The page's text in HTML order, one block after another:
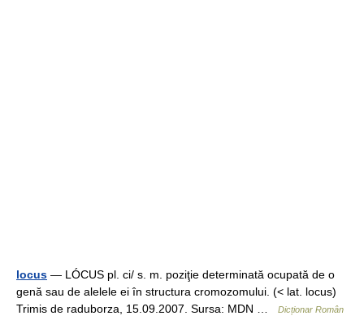
locus — LÓCUS pl. ci/ s. m. poziţie determinată ocupată de o
genă sau de alelele ei în structura cromozomului. (< lat. locus)
Trimis de raduborza, 15.09.2007. Sursa: MDN …
Dicționar Român